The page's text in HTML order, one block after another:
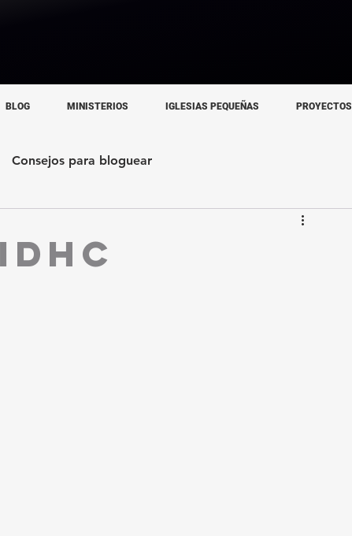
BLOG MINISTERIOS IGLESIAS PEQUEÑAS PROYECTOS
Consejos para bloguear